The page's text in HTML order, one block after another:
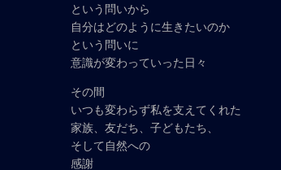
という問いから
自分はどのように生きたいのか
という問いに
意識が変わっていった日々
その間
いつも変わらず私を支えてくれた
家族、友だち、子どもたち、
そして自然への
感謝